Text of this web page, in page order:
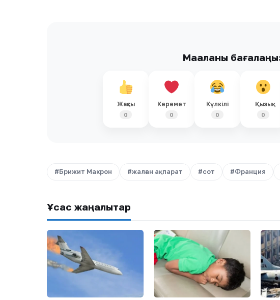
Мақаланы
Жақсы
0
Керемет
0
Күлкілі
0
Қызық
0
#Брижит Макрон #жалған ақпарат #сот #Франция
Ұқсас жаңалықтар